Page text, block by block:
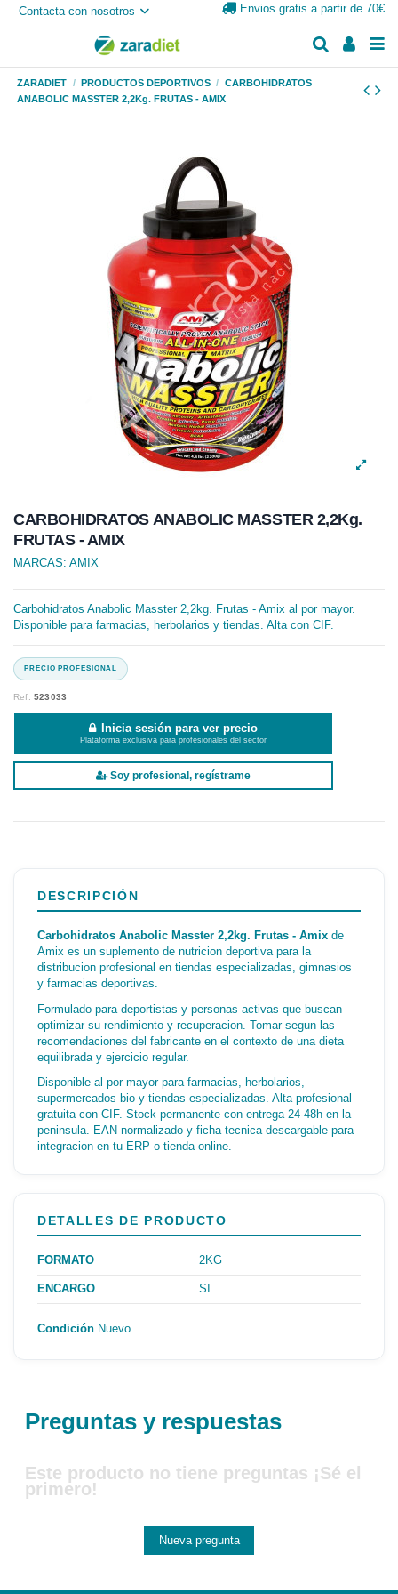
Contacta con nosotros Envios gratis a partir de 70€
ZARADIET PRODUCTOS DEPORTIVOS
CARBOHIDRATOS
ANABOLIC MASSTER 2,2Kg. FRUTAS - AMIX
CARBOHIDRATOS ANABOLIC MASSTER 2,2Kg.
FRUTAS - AMIX
MARCAS: AMIX
Carbohidratos Anabolic Masster 2,2kg. Frutas - Amix al por mayor.
Disponible para farmacias, herbolarios y tiendas. Alta con CIF.
Ref.523033
Inicia sesión para ver precio
Plataforma exclusiva para profesionales del sector
Soy profesional, regístrame
DESCRIPCIÓN
Carbohidratos Anabolic Masster 2,2kg. Frutas - Amix de
Amix es un suplemento de nutricion deportiva para la
distribucion profesional en tiendas especializadas, gimnasios
y farmacias deportivas.
Formulado para deportistas y personas activas que buscan
optimizar su rendimiento y recuperacion. Tomar segun las
recomendaciones del fabricante en el contexto de una dieta
equilibrada y ejercicio regular.
Disponible al por mayor para farmacias, herbolarios,
supermercados bio y tiendas especializadas. Alta profesional
gratuita con CIF. Stock permanente con entrega 24-48h en la
peninsula. EAN normalizado y ficha tecnica descargable para
integracion en tu ERP o tienda online.
DETALLES DE PRODUCTO
FORMATO 2KG
ENCARGO SI
Condición Nuevo
Preguntas y respuestas
Este producto no tiene preguntas ¡Sé el
primero!
Nueva pregunta